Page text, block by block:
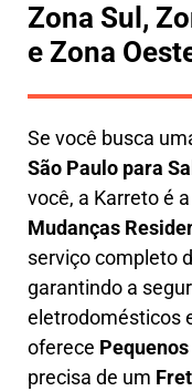
Zona Sul,
e Zona
Se você busca
São Paulo para
você, a Karretoé
Mudanças
serviço completo
garantindo a
eletrodomésticos
oferece
precisa de um